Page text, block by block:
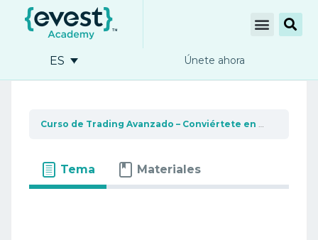
ES Únete ahora
Curso de Trading Avanzado – Conviértete en un profesional del trading
Tema Materiales